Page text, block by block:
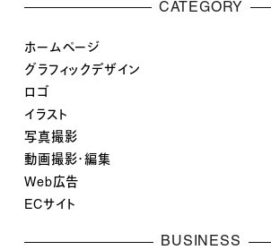
CATEGORY
ホームページ
グラフィックデザイン
ロゴ
イラスト
写真撮影
動画撮影・編集
Web広告
ECサイト
BUSINESS